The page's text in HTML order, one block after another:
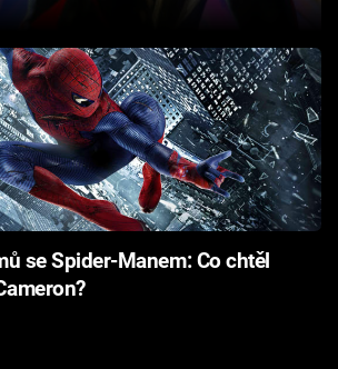
se Spider-Manem: Co chtěl